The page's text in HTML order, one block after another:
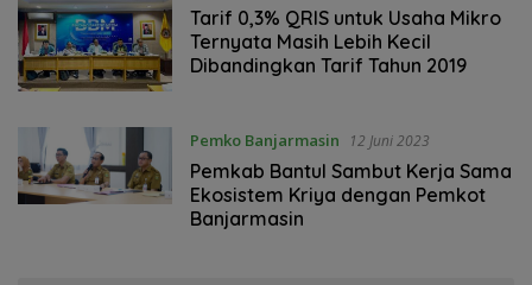
Tarif 0,3% QRIS untuk Usaha Mikro
Ternyata Masih Lebih Kecil
Dibandingkan Tarif Tahun 2019
Pemko Banjarmasin 12 Juni 2023
Pemkab Bantul Sambut Kerja Sama
Ekosistem Kriya dengan Pemkot
Banjarmasin